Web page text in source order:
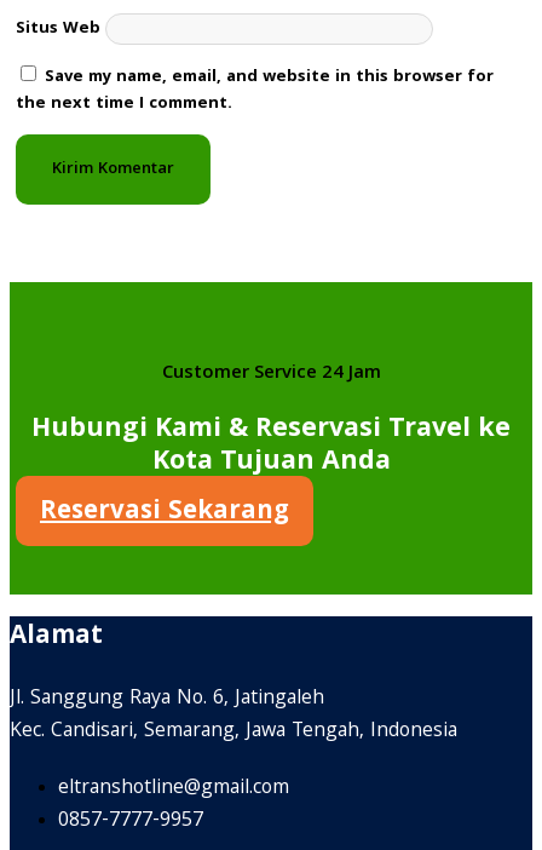
Situs Web
Save my name, email, and website in this browser for
the next time I comment.
Customer Service 24 Jam
Hubungi Kami & Reservasi Travel ke
Kota Tujuan Anda
Reservasi Sekarang
Alamat
Jl. Sanggung Raya No. 6, Jatingaleh
Kec. Candisari, Semarang, Jawa Tengah, Indonesia
eltranshotline@gmail.com
0857-7777-9957